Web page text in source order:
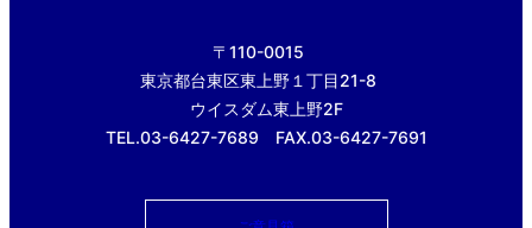
〒110-0015
東京都台東区東上野１丁目21-8
ウイスダム東上野2F
TEL.03-6427-7689 FAX.03-6427-7691